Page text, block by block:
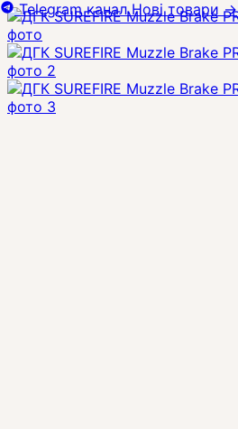
Telegram канал Нові товари →